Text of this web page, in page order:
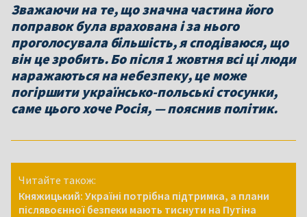
Зважаючи на те, що значна частина його
поправок була врахована і за нього
проголосувала більшість, я сподіваюся, що
він це зробить. Бо після 1 жовтня всі ці люди
наражаються на небезпеку, це може
погіршити українсько-польські стосунки,
саме цього хоче Росія, — пояснив політик.
Читайте також:
Княжицький: Україні потрібна підтримка, а плани
післявоєнної безпеки мають тиснути на Путіна